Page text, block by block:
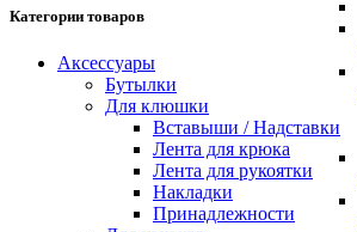
Категории товаров
Аксессуары
Бутылки
Для клюшки
Вставыши / Надставки
Лента для крюка
Лента для рукоятки
Накладки
Принадлежности